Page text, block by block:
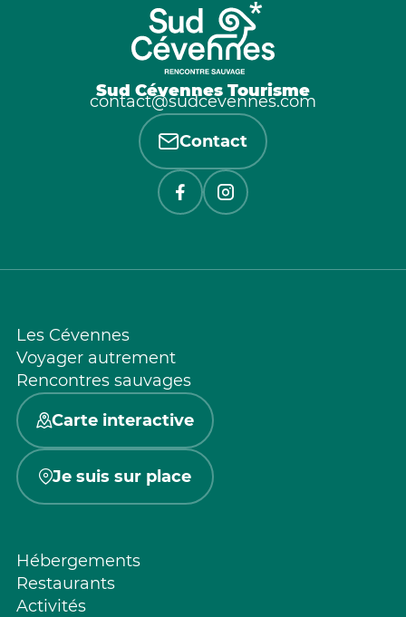
Sud Cévennes Tourisme
contact@sudcevennes.com
Contact
Les Cévennes
Voyager autrement
Rencontres sauvages
Carte interactive
Je suis sur place
Hébergements
Restaurants
Activités